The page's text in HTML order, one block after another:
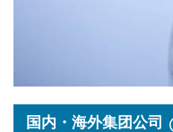
国内・海外集团公司